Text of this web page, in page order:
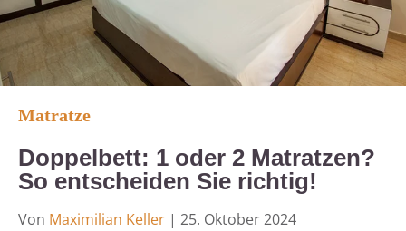
Matratze
Doppelbett: 1 oder 2 Matratzen?
So entscheiden Sie richtig!
Von Maximilian Keller | 25. Oktober 2024